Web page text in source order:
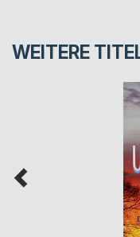
WEITERE